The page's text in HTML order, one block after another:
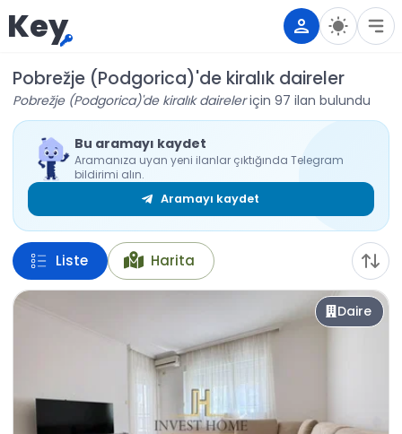
Key
Pobrežje (Podgorica)'de kiralık daireler
Pobrežje (Podgorica)'de kiralık daireleriçin 97 ilan bulundu
Bu aramayı kaydet
Aramanıza uyan yeni ilanlar çıktığında Telegram
bildirimi alın.
Aramayı kaydet
Liste Harita
Daire